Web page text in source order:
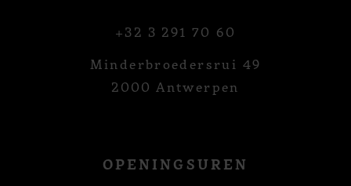
+32 3 291 70 60
Minderbroedersrui 49
2000 Antwerpen
OPENINGSUREN